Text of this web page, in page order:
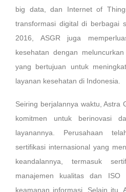
big data, dan Internet of
transformasi digital di berbagai
2016, ASGR juga
kesehatan dengan
yang bertujuan untuk
layanan kesehatan di Indonesia.
Seiring berjalannya waktu, Astra
komitmen untuk berinovasi
layanannya. Perusahaan
sertifikasi internasional yang
keandalannya, termasuk
manajemen kualitas dan ISO
keamanan informasi. Selain itu,